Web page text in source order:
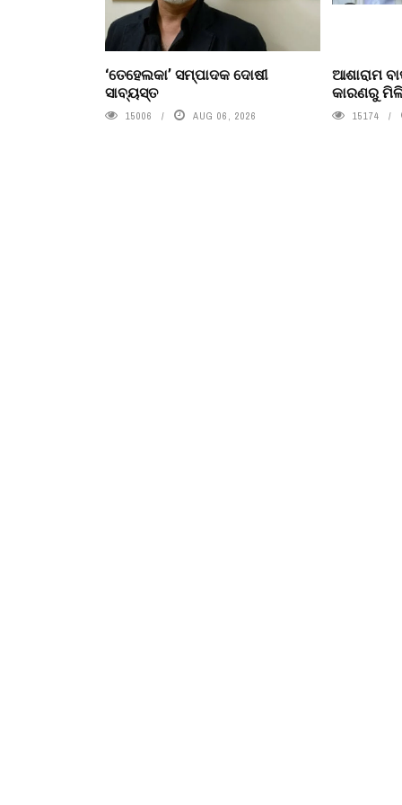
‘ତେହେଲକା’ ସମ୍ପାଦକ ଦୋଷୀ
ସାବ୍ୟସ୍ତ
15006 AUG 06, 2026
ଆଶାରାମ
କାରଣରୁ
15174